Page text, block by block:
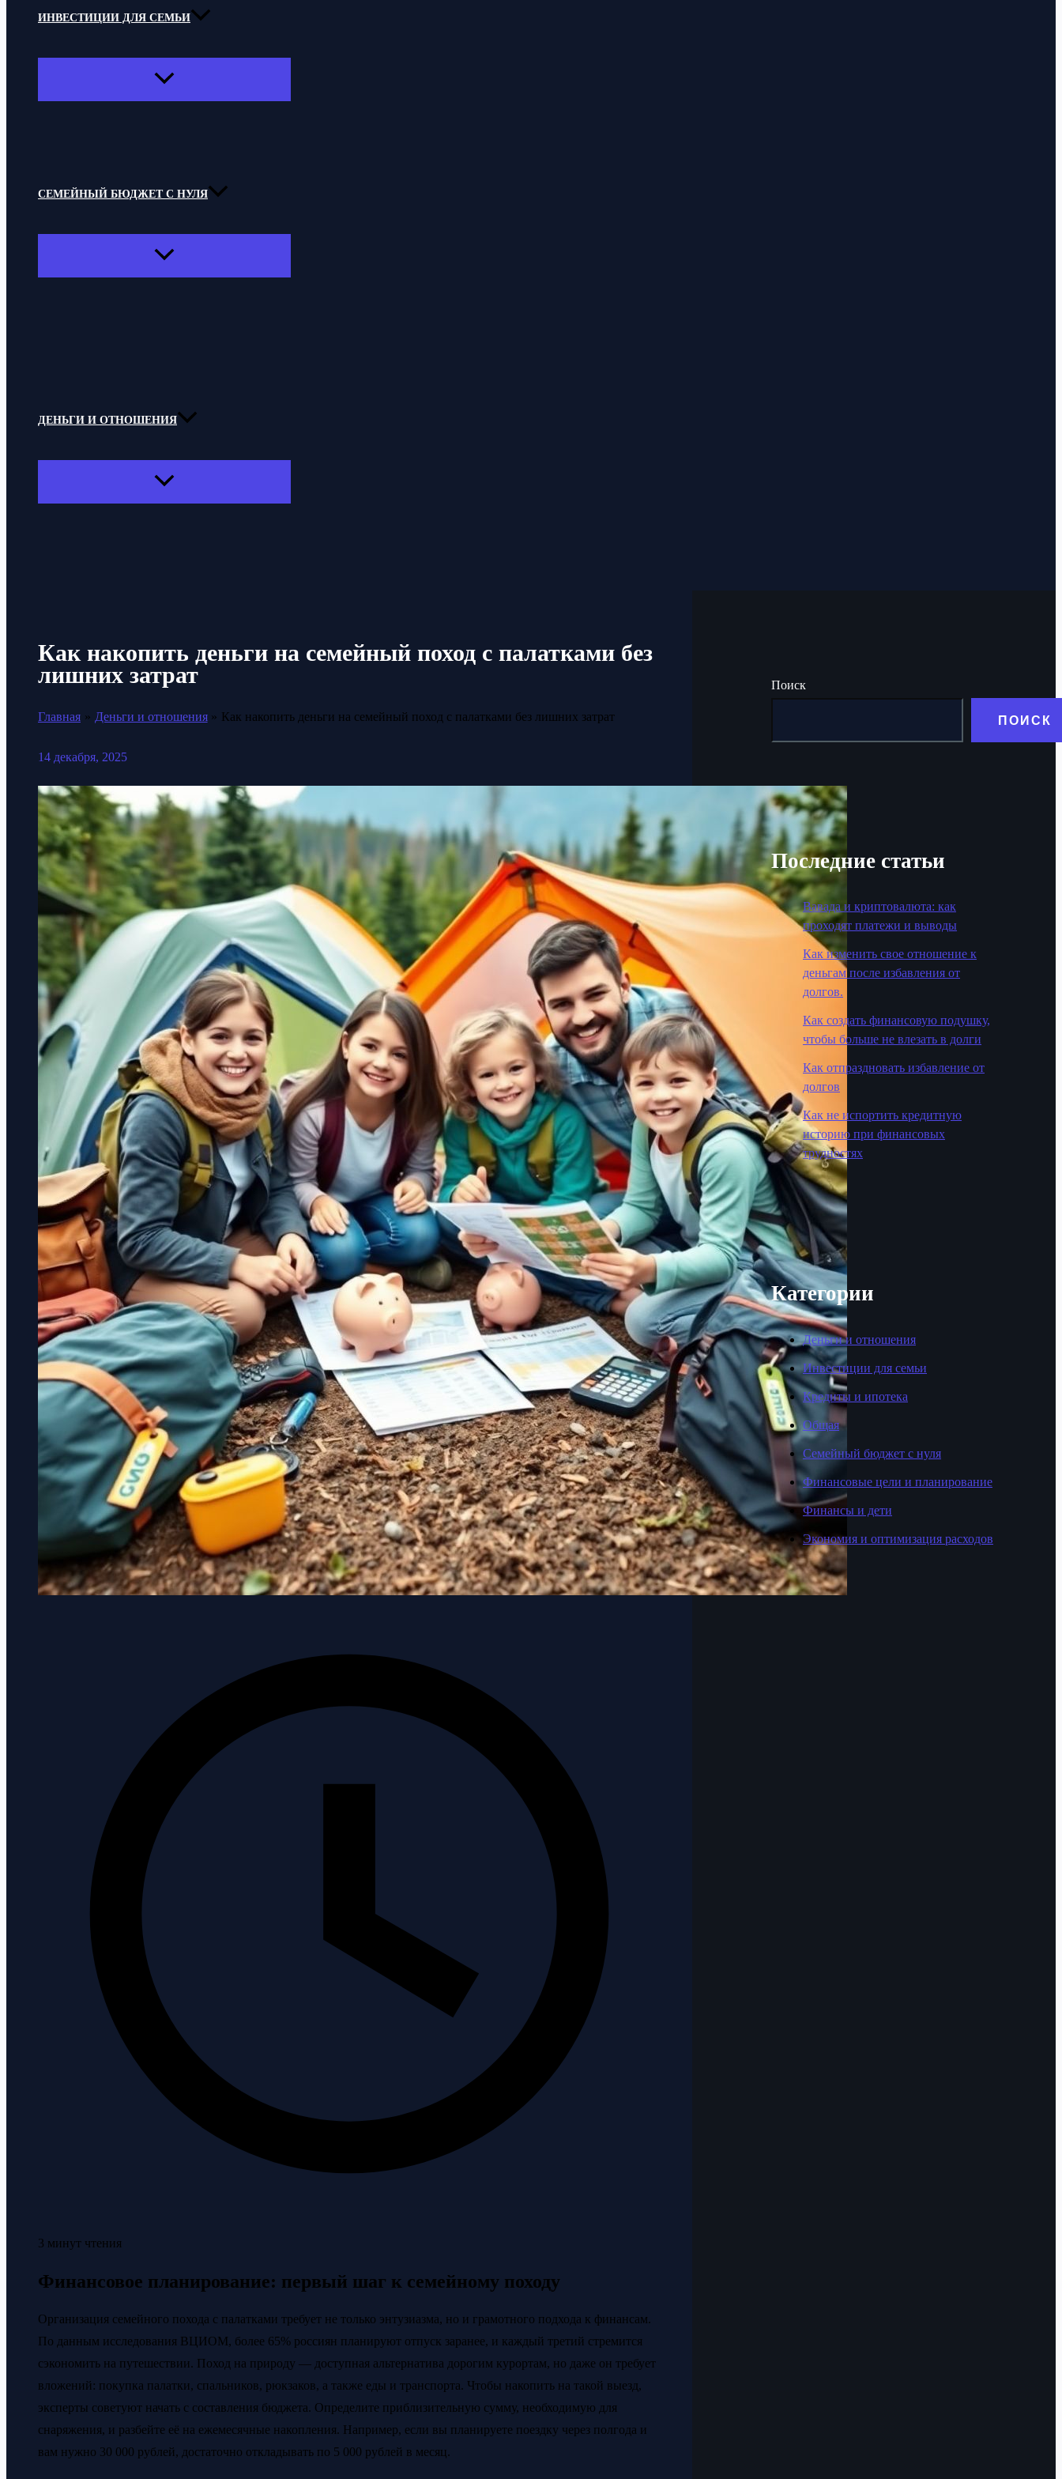
ИНВЕСТИЦИИ ДЛЯ СЕМЬИ
ПЕРЕКЛЮЧАТЕЛЬ
СЕМЕЙНЫЙ БЮДЖЕТ С НУЛЯ
ПЕРЕКЛЮЧАТЕЛЬ
ДЕНЬГИ И ОТНОШЕНИЯ
ПЕРЕКЛЮЧАТЕЛЬ
Как накопить деньги на семейный поход с палатками без
лишних затрат
Главная Деньги и отношения Как накопить деньги на семейный поход с палатками без лишних затрат
14 декабря, 2025
3 минут чтения
Финансовое планирование: первый шаг к семейному походу
Организация семейного похода с палатками требует не только энтузиазма, но и грамотного подхода к финансам.
По данным исследования ВЦИОМ, более 65% россиян планируют отпуск заранее, и каждый третий стремится
сэкономить на путешествии. Поход на природу — доступная альтернатива дорогим курортам, но даже он требует
вложений: покупка палатки, спальников, рюкзаков, а также еды и транспорта. Чтобы накопить на такой выезд,
эксперты советуют начать с составления бюджета. Определите приблизительную сумму, необходимую для
снаряжения, и разбейте её на ежемесячные накопления. Например, если вы планируете поездку через полгода и
вам нужно 30 000 рублей, достаточно откладывать по 5 000 рублей в месяц.
Поиск
ПОИСК
Последние статьи
Вавада и криптовалюта: как
проходят платежи и выводы
Как изменить свое отношение к
деньгам после избавления от
долгов.
Как создать финансовую подушку,
чтобы больше не влезать в долги
Как отпраздновать избавление от
долгов
Как не испортить кредитную
историю при финансовых
трудностях
Категории
Деньги и отношения
Инвестиции для семьи
Кредиты и ипотека
Общая
Семейный бюджет с нуля
Финансовые цели и планирование
Финансы и дети
Экономия и оптимизация расходов